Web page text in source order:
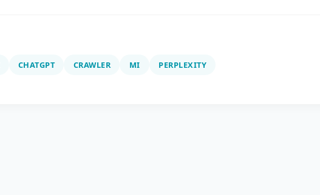
CHATGPT CRAWLER MI PERPLEXITY